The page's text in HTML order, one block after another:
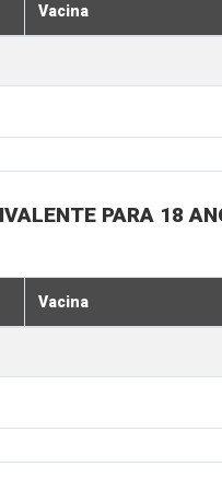
Vacina
PARA 18
Vacina